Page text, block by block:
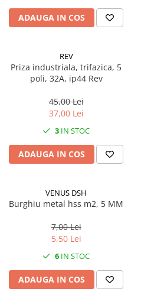
Lustre si pendule
Spoturi
Lampi de veghe copii
Proiectoare
Veioze si lampi
Accesorii decorative
Caciuli
Instalatii de Craciun
Lumanari si candele
Suporturi lumanari
Curatenie
Cosuri de gunoi
ADAUGA IN COS
REV
Priza industriala, trifazica, 5
poli, 32A, ip44 Rev
45,00 Lei
37,00 Lei
3 IN STOC
ADAUGA IN COS
VENUS DSH
Burghiu metal hss m2, 5 MM
7,00 Lei
5,50 Lei
6 IN STOC
ADAUGA IN COS